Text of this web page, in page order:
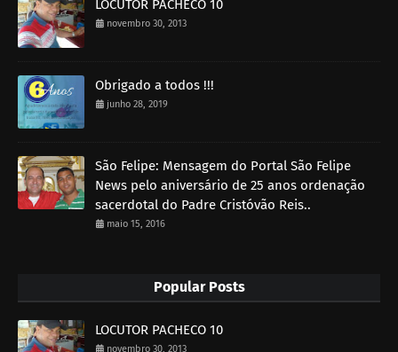
LOCUTOR PACHECO 10
novembro 30, 2013
Obrigado a todos !!!
junho 28, 2019
São Felipe: Mensagem do Portal São Felipe
News pelo aniversário de 25 anos ordenação
sacerdotal do Padre Cristóvão Reis..
maio 15, 2016
Popular Posts
LOCUTOR PACHECO 10
novembro 30, 2013